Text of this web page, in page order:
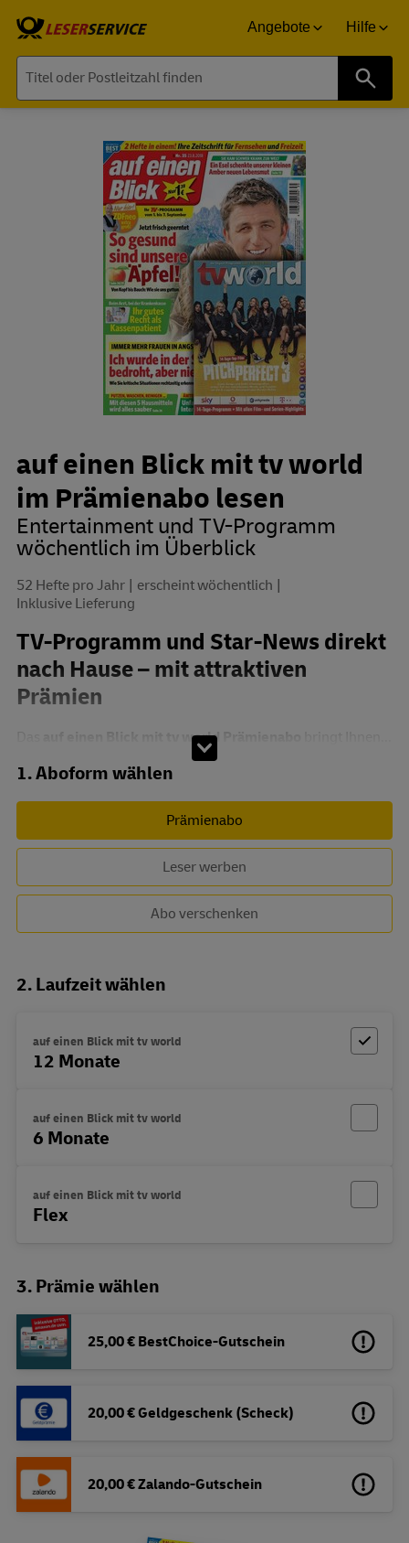
Angebote Hilfe
auf einen Blick mit tv world
im Prämienabo lesen
Entertainment und TV-Programm
wöchentlich im Überblick
52 Hefte pro Jahr
erscheint wöchentlich
Inklusive Lieferung
TV-Programm und Star-News direkt
nach Hause – mit attraktiven
Prämien
auf einen Blick mit tv world Prämienabo
Abo zusammenstellen
1. Aboform wählen
Prämienabo
Leser werben
Abo verschenken
2. Laufzeit wählen
auf einen Blick mit tv world
12 Monate
auf einen Blick mit tv world
6 Monate
auf einen Blick mit tv world
Flex
3. Prämie wählen
25,00 € BestChoice-Gutschein
20,00 € Geldgeschenk (Scheck)
20,00 € Zalando-Gutschein